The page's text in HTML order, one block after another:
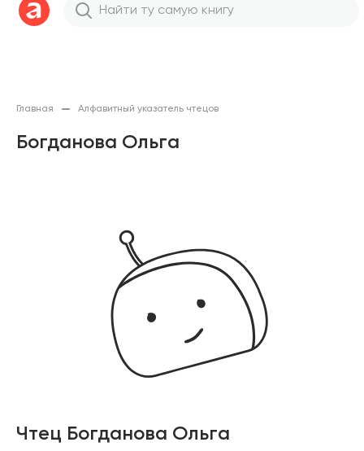
Главная Алфавитный указатель чтецов
Богданова Ольга
Чтец Богданова Ольга